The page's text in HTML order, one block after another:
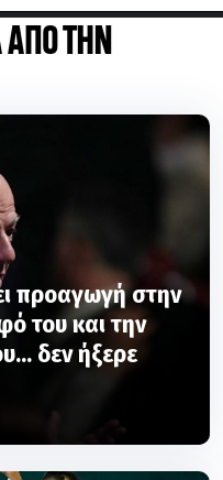
προαγωγή στην
του και την
δεν ήξερε